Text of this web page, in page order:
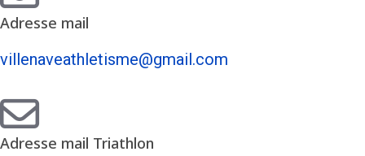
Adresse mail
villenaveathletisme@gmail.com
Adresse mail Triathlon